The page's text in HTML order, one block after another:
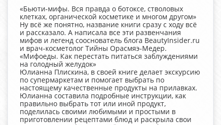
«Бьюти-мифы. Вся правда о ботоксе, стволовых
клетках, органической косметике и многом другом»
Ну всё же понятно, название книги сразу с ходу всё
и рассказало. А написала все эти развенчания
мифов и легенд сооснователь блога BeautyInsider.ru
и врач-косметолог Тийны Орасмяэ-Медер.
«Мифоеды. Как перестать питаться заблуждениями
на голодный желудок»
Юлианна Плискина, в своей книге делает экскурсию
по супермаркетам и помогает выбрать по
настоящему качественные продукты на прилавках.
Юлианна составила подробные инструкции, как
правильно выбрать тот или иной продукт,
поделилась своими любимыми и простыми в
приготовлении рецептами блюд и раскрыла свои